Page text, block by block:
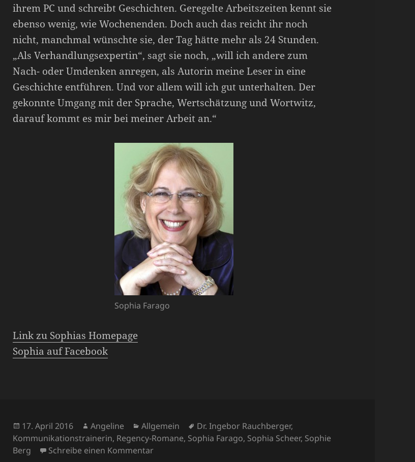
ihrem PC und schreibt Geschichten. Geregelte Arbeitszeiten kennt sie
ebenso wenig, wie Wochenenden. Doch auch das reicht ihr noch
nicht, manchmal wünschte sie, der Tag hätte mehr als 24 Stunden.
„Als Verhandlungsexpertin“, sagt sie noch, „will ich andere zum
Nach- oder Umdenken anregen, als Autorin meine Leser in eine
Geschichte entführen. Und vor allem will ich gut unterhalten. Der
gekonnte Umgang mit der Sprache, Wertschätzung und Wortwitz,
darauf kommt es mir bei meiner Arbeit an.“
Sophia Farago
Link zu Sophias Homepage
Sophia auf Facebook
Veröffentlicht
am
17. April 2016 Autor
Angeline Kategorien
Allgemein Schlagwörter
Dr. Ingebor Rauchberger,
Kommunikationstrainerin, Regency-Romane, Sophia Farago, Sophia Scheer, Sophie
Berg
Schreibe einen Kommentarzu Ich bin fünf – Autorenportrait Sophia Farago